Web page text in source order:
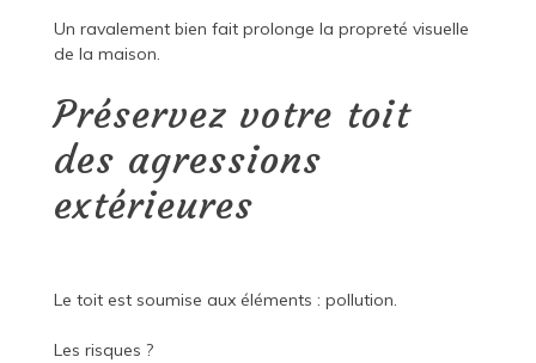
Un ravalement bien fait prolonge la propreté visuelle
de la maison.
Préservez votre toit
des agressions
extérieures
Le toit est soumise aux éléments : pollution.
Les risques ?